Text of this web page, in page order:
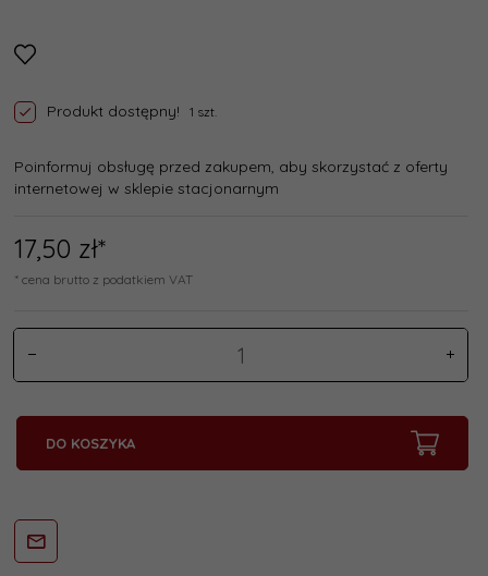
Produkt dostępny! 1 szt.
Poinformuj obsługę przed zakupem, aby skorzystać z oferty
internetowej w sklepie stacjonarnym
17,50 zł*
* cena brutto z podatkiem VAT
DO KOSZYKA